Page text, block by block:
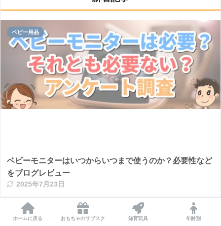
ベビーモニターはいつからいつまで使うのか？必要性など
をブログレビュー
2025年7月23日
ベビー用品
ベビー・キッズ
ホームに戻る おもちゃのサブスク 知育玩具 年齢別